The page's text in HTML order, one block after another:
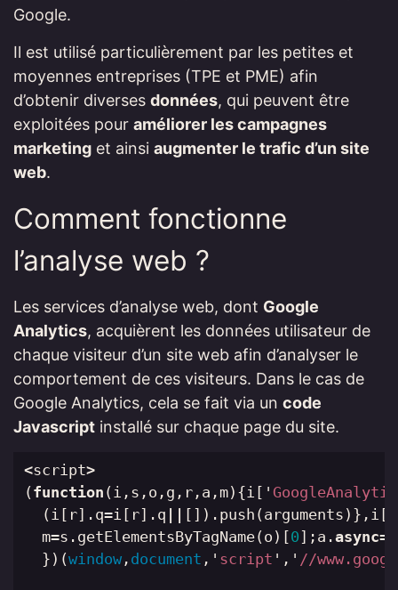
Google.
Il est utilisé particulièrement par les petites et
moyennes entreprises (TPE et PME) afin
d’obtenir diverses données, qui peuvent être
exploitées pour améliorer les campagnes
marketing et ainsi augmenter le trafic d’un site
web.
Comment fonctionne
l’analyse web ?
Les services d’analyse web, dont Google
Analytics, acquièrent les données utilisateur de
chaque visiteur d’un site web afin d’analyser le
comportement de ces visiteurs. Dans le cas de
Google Analytics, cela se fait via un code
Javascript installé sur chaque page du site.
<script>
(function (i , s , o , g , r , a , m){i [ '
(i [ r]. q=i [ r]. q []). push (arguments )}, i [
m=s . getElementsByTagName(o )[0]; a .async=
})(window , document , ' script ' , ' //